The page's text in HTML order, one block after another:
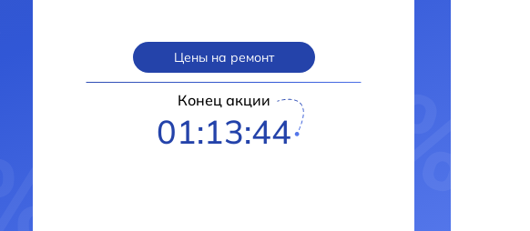
Цены на ремонт
Конец акции
01:13:42